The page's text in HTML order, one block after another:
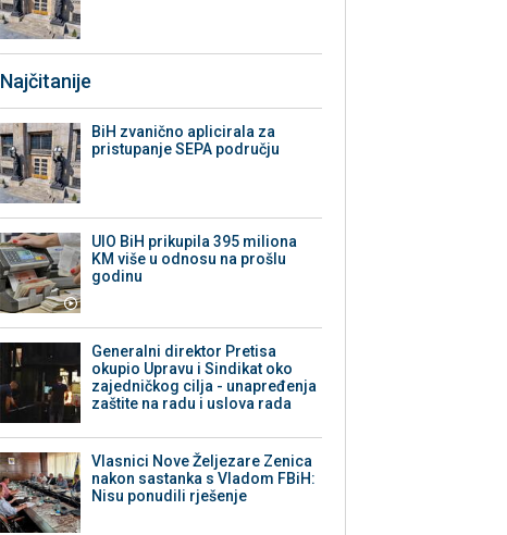
Najčitanije
BiH zvanično aplicirala za
pristupanje SEPA području
UIO BiH prikupila 395 miliona
KM više u odnosu na prošlu
godinu
Generalni direktor Pretisa
okupio Upravu i Sindikat oko
zajedničkog cilja - unapređenja
zaštite na radu i uslova rada
Vlasnici Nove Željezare Zenica
nakon sastanka s Vladom FBiH:
Nisu ponudili rješenje